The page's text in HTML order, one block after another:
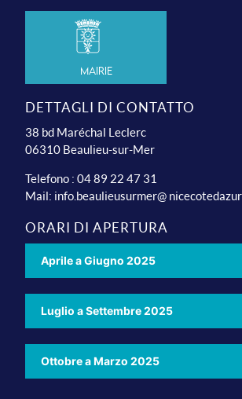
Mairie
DETTAGLI DI CONTATTO
38 bd Maréchal Leclerc
06310 Beaulieu-sur-Mer
Telefono : 04 89 22 47 31
Mail: info.beaulieusurmer@
ORARI DI APERTURA
Aprile a Giugno 2025
Luglio a Settembre 2025
Ottobre a Marzo 2025